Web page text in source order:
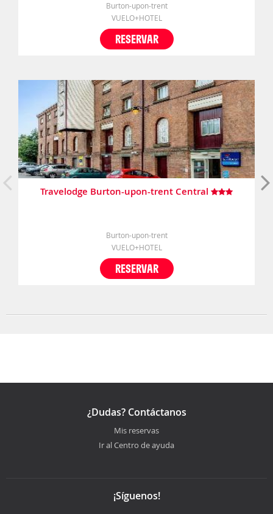
Burton-upon-trent
VUELO+HOTEL
RESERVAR
Travelodge Burton-upon-trent Central
Burton-upon-trent
VUELO+HOTEL
RESERVAR
¿Dudas? Contáctanos
Mis reservas
Ir al Centro de ayuda
¡Síguenos!